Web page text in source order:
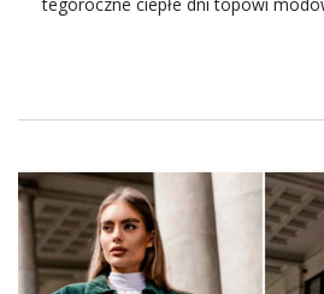
Śliczne spódniczki pozwalają …
Dłuższe dni oraz utrzymujące się
spódnice. W ofercie swojego
warto mieć różnorodne
damskie
zaspokoić potrzeby jak
Zatowarowanie sklepu warto
wcześniej, by móc zaoferować